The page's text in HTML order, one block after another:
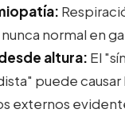
normal en
altura: El
puede
externos